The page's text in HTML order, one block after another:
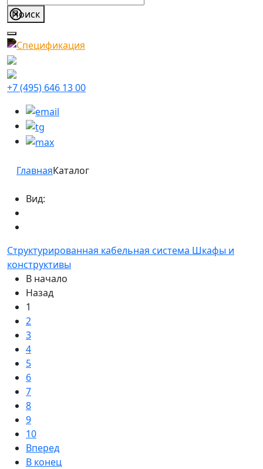
+7 (495) 646 13 00
ГлавнаяКаталог
Вид:
Структурированная кабельная система Шкафы и
конструктивы
В начало
Назад
1
2
3
4
5
6
7
8
9
10
Вперед
В конец